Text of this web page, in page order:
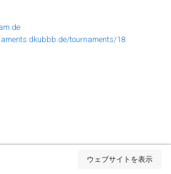
リスト表示
tournaments/18
ウェブサイトを表示